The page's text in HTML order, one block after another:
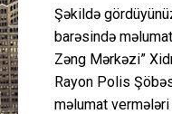
Şəkildə
barəsində
Zəng Mərkəzi”
Rayon Polis
məlumat vermələri